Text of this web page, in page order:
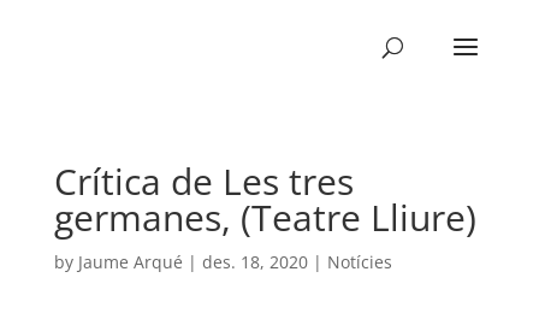
Crítica de Les tres
germanes, (Teatre Lliure)
by Jaume Arqué | des. 18, 2020| Notícies